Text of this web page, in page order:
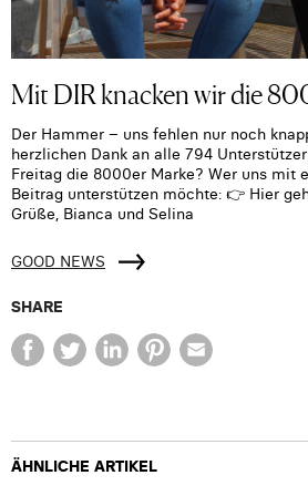
Mit DIR knacken wir die
Der Hammer – uns fehlen nur noch
herzlichen Dank an alle 794
Freitag die 8000er Marke? Wer uns mit
Beitrag unterstützen möchte: 👉 Hier
Grüße, Bianca und Selina
GOOD NEWS
SHARE
ÄHNLICHE ARTIKEL